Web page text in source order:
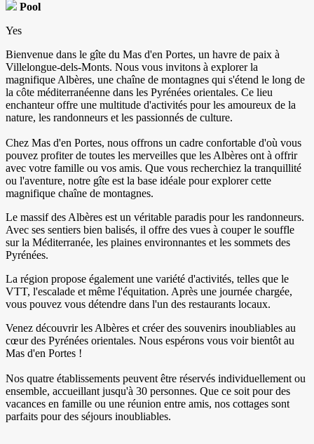
Pool
Yes
Bienvenue dans le gîte du Mas d'en Portes, un havre de paix à
Villelongue-dels-Monts. Nous vous invitons à explorer la
magnifique Albères, une chaîne de montagnes qui s'étend le long de
la côte méditerranéenne dans les Pyrénées orientales. Ce lieu
enchanteur offre une multitude d'activités pour les amoureux de la
nature, les randonneurs et les passionnés de culture.
Chez Mas d'en Portes, nous offrons un cadre confortable d'où vous
pouvez profiter de toutes les merveilles que les Albères ont à offrir
avec votre famille ou vos amis. Que vous recherchiez la tranquillité
ou l'aventure, notre gîte est la base idéale pour explorer cette
magnifique chaîne de montagnes.
Le massif des Albères est un véritable paradis pour les randonneurs.
Avec ses sentiers bien balisés, il offre des vues à couper le souffle
sur la Méditerranée, les plaines environnantes et les sommets des
Pyrénées.
La région propose également une variété d'activités, telles que le
VTT, l'escalade et même l'équitation. Après une journée chargée,
vous pouvez vous détendre dans l'un des restaurants locaux.
Venez découvrir les Albères et créer des souvenirs inoubliables au
cœur des Pyrénées orientales. Nous espérons vous voir bientôt au
Mas d'en Portes !
Nos quatre établissements peuvent être réservés individuellement ou
ensemble, accueillant jusqu'à 30 personnes. Que ce soit pour des
vacances en famille ou une réunion entre amis, nos cottages sont
parfaits pour des séjours inoubliables.